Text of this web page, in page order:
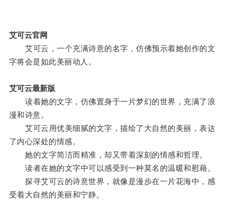
艾可云官网
艾可云，一个充满诗意的名字，仿佛预示着她创作的文
字将会是如此美丽动人。
艾可云最新版
读着她的文字，仿佛置身于一片梦幻的世界，充满了浪
漫和诗意。
艾可云用优美细腻的文字，描绘了大自然的美丽，表达
了内心深处的情感。
她的文字简洁而精准，却又带着深刻的情感和哲理。
读者在她的文字中可以感受到一种莫名的温暖和慰藉。
探寻艾可云的诗意世界，就像是漫步在一片花海中，感
受着大自然的美丽和宁静。